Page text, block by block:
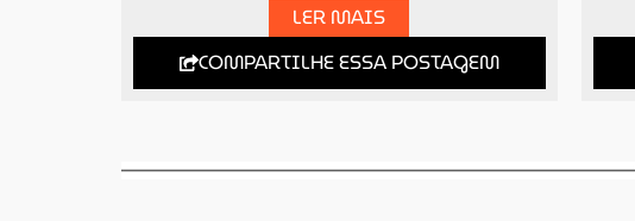
LER MAIS
COMPARTILHE ESSA POSTAGEM